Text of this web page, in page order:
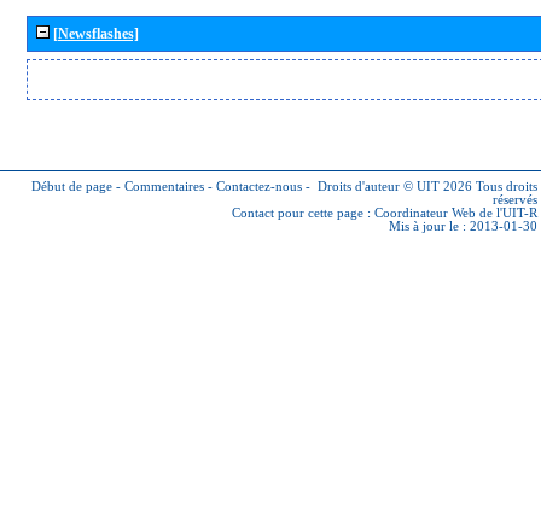
[Newsflashes]
Début de page - Commentaires - Contactez-nous - Droits d'auteur © UIT 2026 Tous droits
réservés
Contact pour cette page : Coordinateur Web de l'UIT-R
Mis à jour le : 2013-01-30